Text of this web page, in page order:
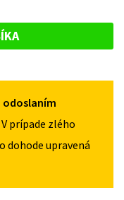
B
2007-
4X100
odoslaním
V prípade zlého
dohode upravená